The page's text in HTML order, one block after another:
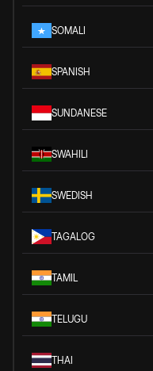
SOMALI
SPANISH
SUNDANESE
SWAHILI
SWEDISH
TAGALOG
TAMIL
TELUGU
THAI